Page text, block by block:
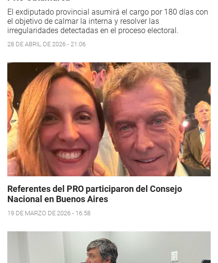
El exdiputado provincial asumirá el cargo por 180 días con
el objetivo de calmar la interna y resolver las
irregularidades detectadas en el proceso electoral.
28 DE ABRIL DE 2026 - 21:06
Referentes del PRO participaron del Consejo
Nacional en Buenos Aires
19 DE MARZO DE 2026 - 16:58